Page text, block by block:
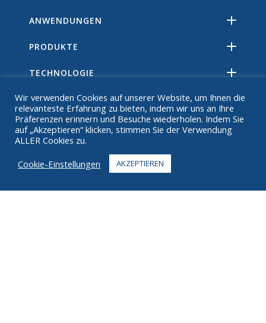
ANWENDUNGEN
PRODUKTE
TECHNOLOGIE
RESSOURCEN
ÜBER
Wir verwenden Cookies auf unserer Website, um Ihnen die
relevanteste Erfahrung zu bieten, indem wir uns an Ihre
Präferenzen erinnern und Besuche wiederholen. Indem Sie
auf „Akzeptieren“ klicken, stimmen Sie der Verwendung
ALLER Cookies zu.
Cookie-Einstellungen
AKZEPTIEREN